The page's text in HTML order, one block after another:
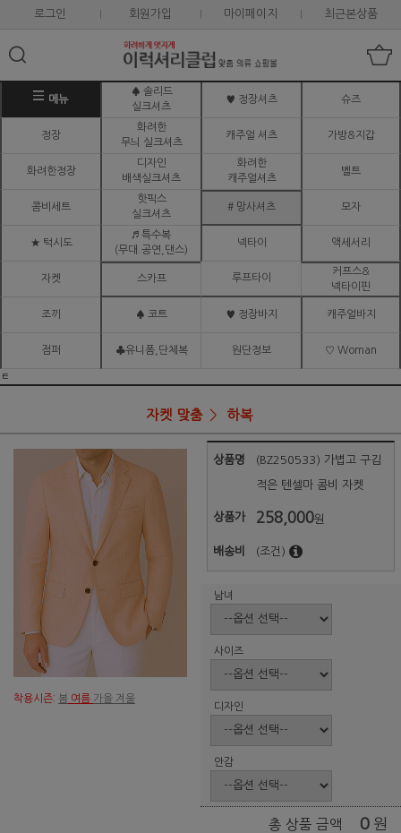
로그인 회원가입 마이페이지 최근본상품
메뉴
♠ 솔리드
실크셔츠
♥ 정장셔츠 슈즈
정장
화려한
무늬 실크셔츠
캐주얼 셔츠 가방&지갑
화려한정장
디자인
배색실크셔츠
화려한
캐주얼셔츠
벨트
콤비세트
핫픽스
실크셔츠
# 망사셔츠 모자
★ 턱시도
♬ 특수복
(무대.공연,댄스)
넥타이 액세서리
자켓 스카프 루프타이
커프스&
넥타이핀
조끼 ♠ 코트 ♥ 정장바지 캐주얼바지
점퍼 ♣유니폼,단체복 원단정보 ♡ Woman
ㅌ
자켓 맞춤 하복
착용시즌: 봄 여름 가을 겨울
상품명 (BZ250533) 가볍고 구김
적은 텐셀마 콤비 자켓
상품가 258,000원
배송비 (조건)
남녀
사이즈
디자인
안감
총 상품 금액 0 원